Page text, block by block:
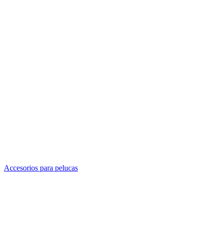
Accesorios para pelucas